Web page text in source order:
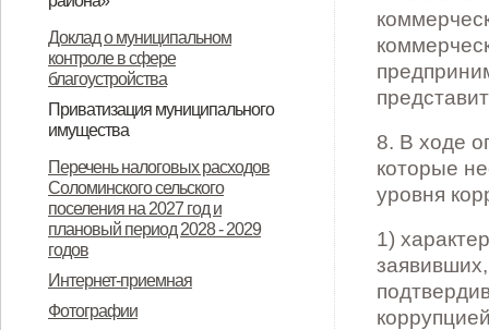
выплате детям отдельных
категорий военнослужащих».
(публичных) слушаний
Доклад о муниципальном
контроле в сфере
благоустройства
Приватизация муниципального
имущества
порядке планирования и принятия
решений об условиях
приватизации муниципального
имущества муниципального
образования Соломинское
администрации Соломинского
сельского поселения
Дмитровского района Орловской
области об итогах приватизации и
продажи государственного и
Перечень налоговых расходов
Соломинского сельского
поселения на 2027 год и
плановый период 2028 - 2029
годов
Интернет-приемная
Фотографии
8. В ходе
которые
уровня
1)